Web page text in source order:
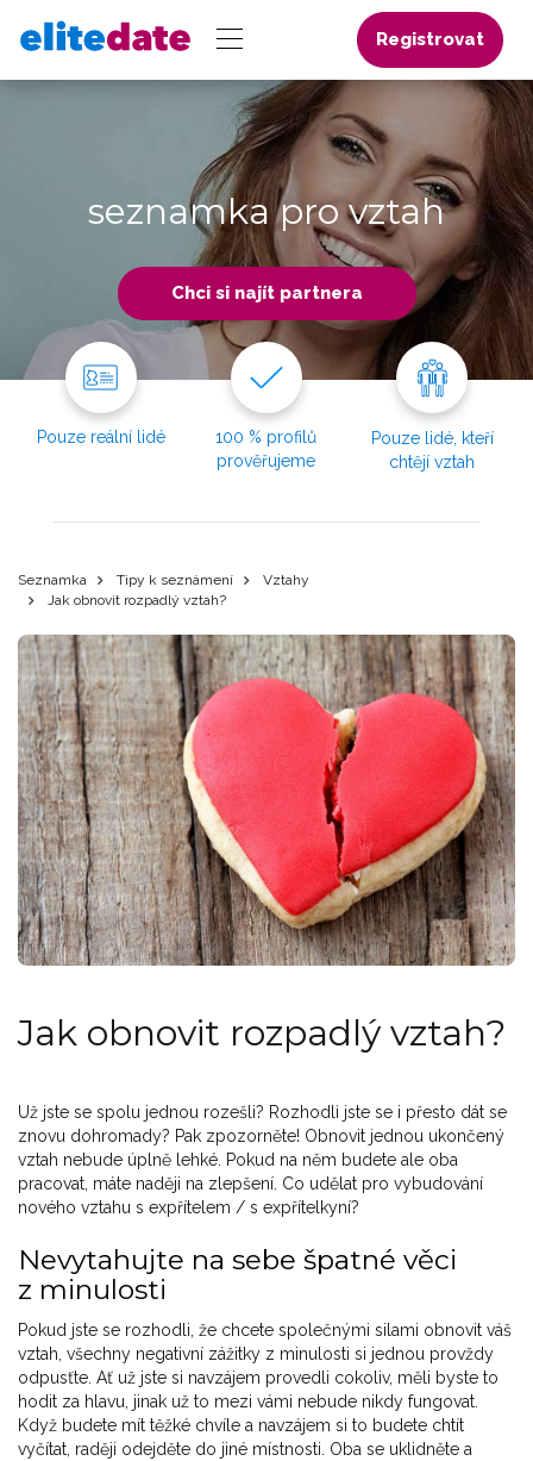
Registrovat
seznamka pro vztah
Chci si najít partnera
Pouze reální lidé
100 % profilů
prověřujeme
Pouze lidé, kteří
chtějí vztah
Seznamka Tipy k seznámení
Vztahy
Jak obnovit rozpadlý vztah?
Jak obnovit rozpadlý vztah?
Už jste se spolu jednou rozešli? Rozhodli jste se i přesto dát se
znovu dohromady? Pak zpozorněte! Obnovit jednou ukončený
vztah nebude úplně lehké. Pokud na něm budete ale oba
pracovat, máte naději na zlepšení. Co udělat pro vybudování
nového vztahu s expřítelem / s expřítelkyní?
Nevytahujte na sebe špatné věci
z minulosti
Pokud jste se rozhodli, že chcete společnými silami obnovit váš
vztah, všechny negativní zážitky z minulosti si jednou provždy
odpusťte. Ať už jste si navzájem provedli cokoliv, měli byste to
hodit za hlavu, jinak už to mezi vámi nebude nikdy fungovat.
Když budete mít těžké chvíle a navzájem si to budete chtít
vyčítat, raději odejděte do jiné místnosti. Oba se uklidněte a